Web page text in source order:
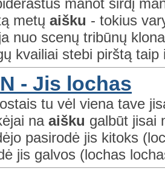
metų aišku - tokius
nuo scenų tribūnų
kvailiai stebi pirštą taip
- Jis lochas
tu vėl viena tave
na aišku galbūt jisai
pasirodė jis kitoks
jis galvos (lochas